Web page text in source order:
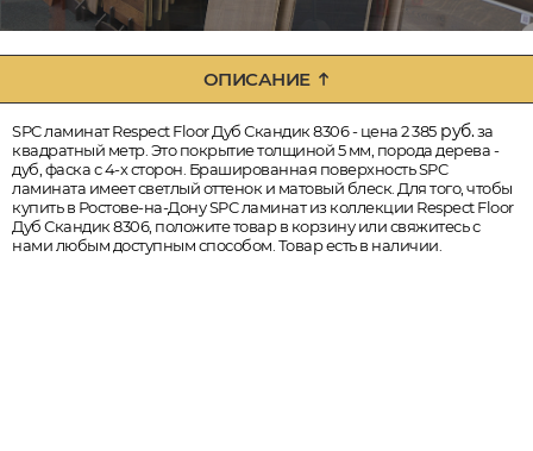
ОПИСАНИЕ
SPC ламинат Respect Floor Дуб Скандик 8306 - цена 2 385руб.за
квадратный метр. Это покрытие толщиной 5 мм, порода дерева -
дуб, фаска с 4-х сторон. Брашированная поверхность SPC
ламината имеет светлый оттенок и матовый блеск. Для того, чтобы
купить в Ростове-на-Дону SPC ламинат из коллекции Respect Floor
Дуб Скандик 8306, положите товар в корзину или свяжитесь с
нами любым доступным способом. Товар есть в наличии.